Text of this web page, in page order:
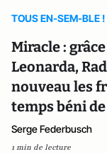
TOUS EN-SEM-BLE !
Miracle :
Leonarda,
nouveau les
temps béni
Serge Federbusch
1 min de lecture